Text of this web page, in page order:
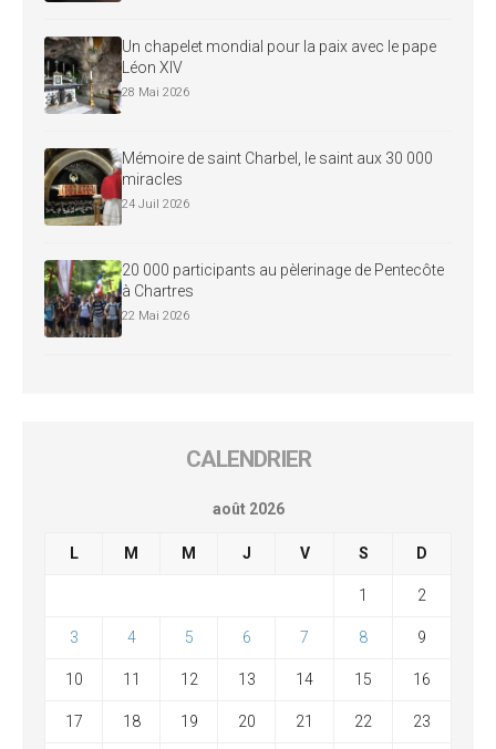
Un chapelet mondial pour la paix avec le pape
Léon XIV
28 Mai 2026
Mémoire de saint Charbel, le saint aux 30 000
miracles
24 Juil 2026
20 000 participants au pèlerinage de Pentecôte
à Chartres
22 Mai 2026
CALENDRIER
août 2026
L M M J V S D
1 2
3 4 5 6 7 8 9
10 11 12 13 14 15 16
17 18 19 20 21 22 23